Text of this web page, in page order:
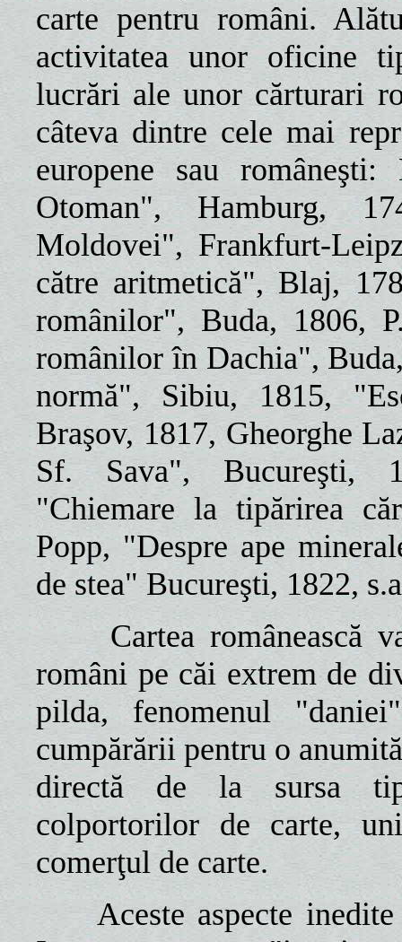
carte pentru români.
activitatea unor oficine
lucrări ale unor cărturari
câteva dintre cele mai
europene sau
Otoman", Hamburg,
Moldovei", Frankfurt-
către aritmetică", Blaj,
românilor", Buda, 1806,
românilor în Dachia",
normă", Sibiu, 1815,
Braşov, 1817, Gheorghe
Sf. Sava", Bucureşti,
"Chiemare la tipărirea
Popp, "Despre ape
de stea" Bucureşti, 1822,
Cartea românească
români pe căi extrem de
pilda, fenomenul
cumpărării pentru o
directă de la sursa
colportorilor de carte,
comerţul de carte.
Aceste aspecte inedite